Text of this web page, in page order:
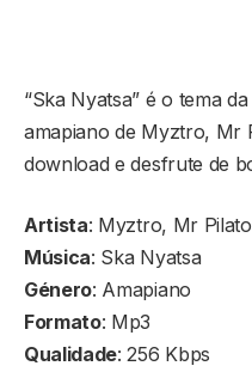
“Ska Nyatsa” é o tema
amapiano de Myztro, Mr
download e desfrute de
Artista: Myztro, Mr
Música: Ska Nyatsa
Género: Amapiano
Formato: Mp3
Qualidade: 256 Kbps